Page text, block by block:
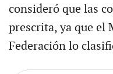
consideró que las
prescrita, ya que el
Federación lo